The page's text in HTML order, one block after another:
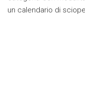
un calendario di